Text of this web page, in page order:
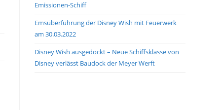
Emissionen-Schiff
Emsüberführung der Disney Wish mit Feuerwerk
am 30.03.2022
Disney Wish ausgedockt – Neue Schiffsklasse von
Disney verlässt Baudock der Meyer Werft